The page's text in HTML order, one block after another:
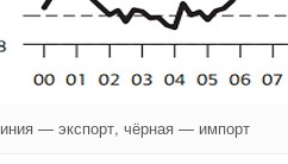
— экспорт, чёрная — импорт